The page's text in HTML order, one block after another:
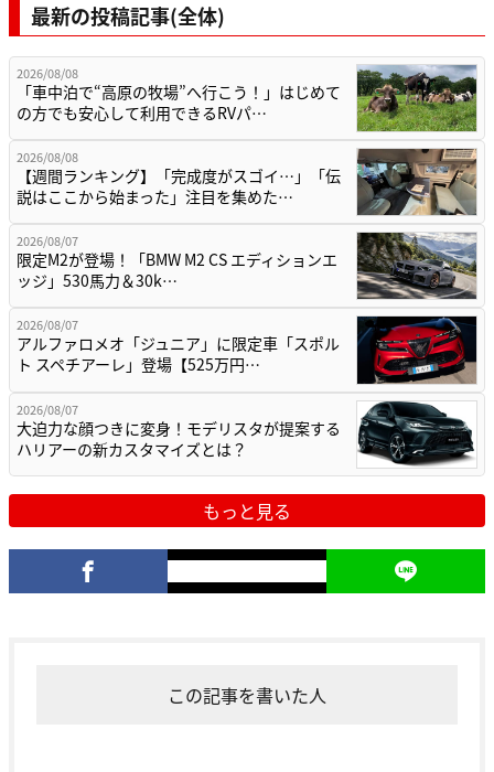
最新の投稿記事(全体)
2026/08/08
「車中泊で“高原の牧場”へ行こう！」はじめて
の方でも安心して利用できるRVパ…
2026/08/08
【週間ランキング】「完成度がスゴイ…」「伝
説はここから始まった」注目を集めた…
2026/08/07
限定M2が登場！「BMW M2 CS エディションエ
ッジ」530馬力＆30k…
2026/08/07
アルファロメオ「ジュニア」に限定車「スポル
ト スペチアーレ」登場【525万円…
2026/08/07
大迫力な顔つきに変身！モデリスタが提案する
ハリアーの新カスタマイズとは？
もっと見る
この記事を書いた人